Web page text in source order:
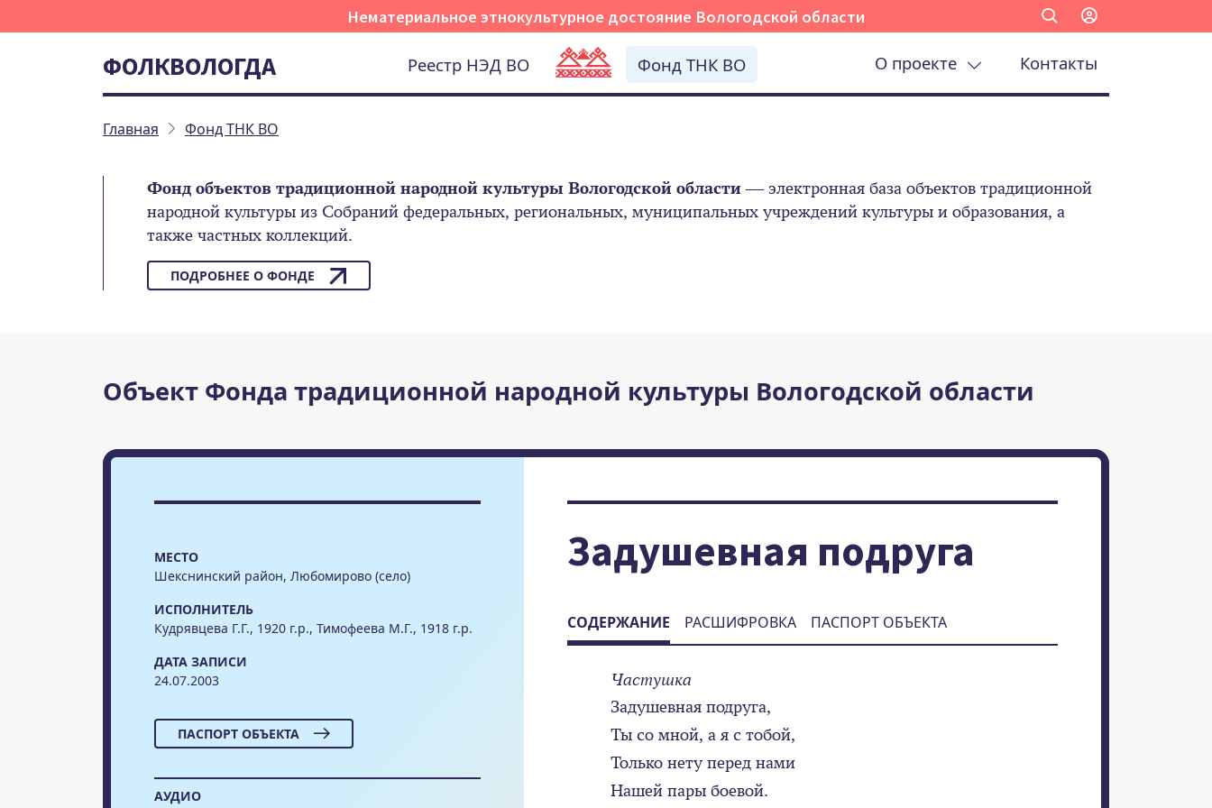
Нематериальное этнокультурное достояние Вологодской области
ФОЛКВОЛОГДА Реестр НЭД ВО Фонд ТНК ВО О проекте Контакты
Главная Фонд ТНК ВО
Фонд объектов традиционной народной культуры Вологодской области— электронная база объектов традиционной
народной культуры из Собраний федеральных, региональных, муниципальных учреждений культуры и образования, а
также частных коллекций.
ПОДРОБНЕЕ О ФОНДЕ
Объект Фонда традиционной народной культуры Вологодской области
МЕСТО
Шекснинский район, Любомирово (село)
ИСПОЛНИТЕЛЬ
Кудрявцева Г.Г., 1920 г.р., Тимофеева М.Г., 1918 г.р.
ДАТА ЗАПИСИ
24.07.2003
ПАСПОРТ ОБЪЕКТА
АУДИО
Задушевная подруга
СОДЕРЖАНИЕ РАСШИФРОВКА ПАСПОРТ ОБЪЕКТА
Частушка
Задушевная подруга,
Ты со мной, а я с тобой,
Только нету перед нами
Нашей пары боевой.